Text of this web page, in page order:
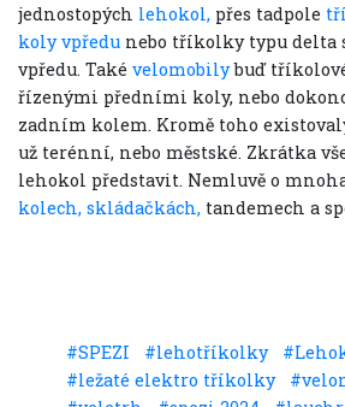
jednostopých lehokol, přes tadpole
koly vpředu nebo tříkolky typu delta
vpředu. Také velomobilybuď
řízenými předními koly, nebo
zadním kolem. Kromě toho
už terénní, nebo městské. Zkrátka
lehokol představit. Nemluvě o
kolech, skládačkách, tandemech a
#SPEZI
#lehotříkolky
#ležaté elektro tříkolky